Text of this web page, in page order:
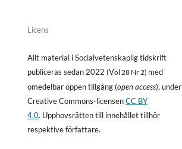
Licens
Allt material i Socialvetenskaplig tidskrift
publiceras sedan 2022 (Vol 28 Nr 2) med
omedelbar öppen tillgång (open access), under
Creative Commons-licensenCC BY
4.0. Upphovsrätten till innehållet tillhör
respektive författare.